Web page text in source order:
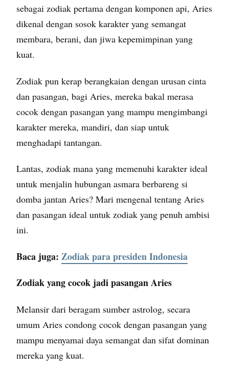
sebagai zodiak pertama dengan komponen api, Aries
dikenal dengan sosok karakter yang semangat
membara, berani, dan jiwa kepemimpinan yang
kuat.
Zodiak pun kerap berangkaian dengan urusan cinta
dan pasangan, bagi Aries, mereka bakal merasa
cocok dengan pasangan yang mampu mengimbangi
karakter mereka, mandiri, dan siap untuk
menghadapi tantangan.
Lantas, zodiak mana yang memenuhi karakter ideal
untuk menjalin hubungan asmara berbareng si
domba jantan Aries? Mari mengenal tentang Aries
dan pasangan ideal untuk zodiak yang penuh ambisi
ini.
Baca juga: Zodiak para presiden Indonesia
Zodiak yang cocok jadi pasangan Aries
Melansir dari beragam sumber astrolog, secara
umum Aries condong cocok dengan pasangan yang
mampu menyamai daya semangat dan sifat dominan
mereka yang kuat.